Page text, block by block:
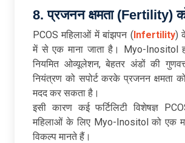
8. प्रजनन क्षमता (Fertility)
PCOS महिलाओं में बांझपन (Infertility)
में से एक माना जाता है। Myo-Inositol
नियमित ओव्यूलेशन, बेहतर अंडों की
नियंत्रण को सपोर्ट करके प्रजनन क्षमता
मदद कर सकता है।
इसी कारण कई फर्टिलिटी विशेषज्ञ
महिलाओं के लिए Myo-Inositol को एक
विकल्प मानते हैं।